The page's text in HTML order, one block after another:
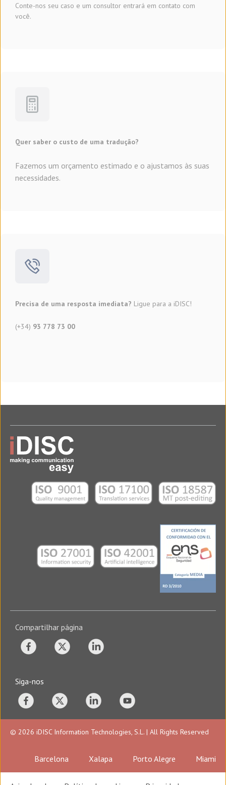
Conte-nos seu caso e um consultor entrará em contato com
você.
Quer saber o custo de uma tradução?
Fazemos um orçamento estimado e o ajustamos às suas
necessidades.
Precisa de uma resposta imediata? Ligue para a iDISC!
(+34) 93 778 73 00
Compartilhar página
Siga-nos
© 2026 iDISC Information Technologies, S.L. | All Rights Reserved
Barcelona Xalapa Porto Alegre Miami